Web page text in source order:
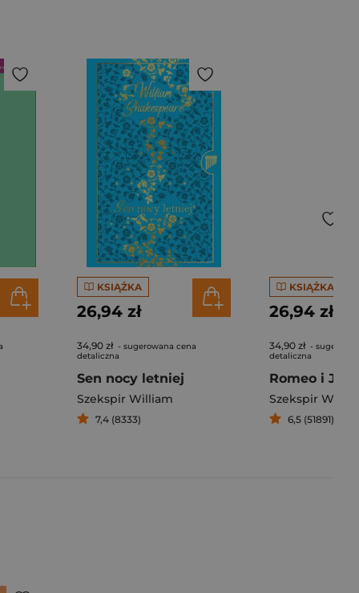
KSIĄŻKA
26,94 zł
34,90 zł - sugerowana cena
detaliczna
Sen nocy letniej
Szekspir William
7,4 (8333)
KSIĄŻKA
26,94 zł
34,90 zł -
detaliczna
Romeo i
Szekspir
6,5 (51891)